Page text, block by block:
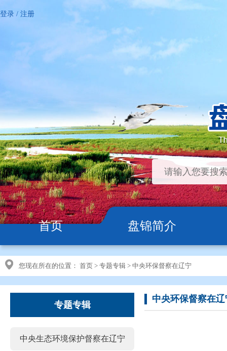
登录 / 注册
首页 盘锦简介
您现在所在的位置： 首页 > 专题专辑 > 中央环保督察在辽宁
专题专辑
中央生态环境保护督察在辽宁
中央环保督察在辽